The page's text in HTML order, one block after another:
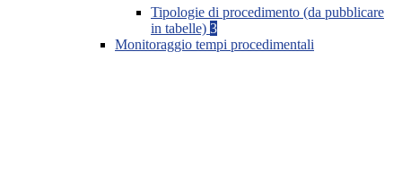
Tipologie di procedimento (da pubblicare
in tabelle) 3
Monitoraggio tempi procedimentali